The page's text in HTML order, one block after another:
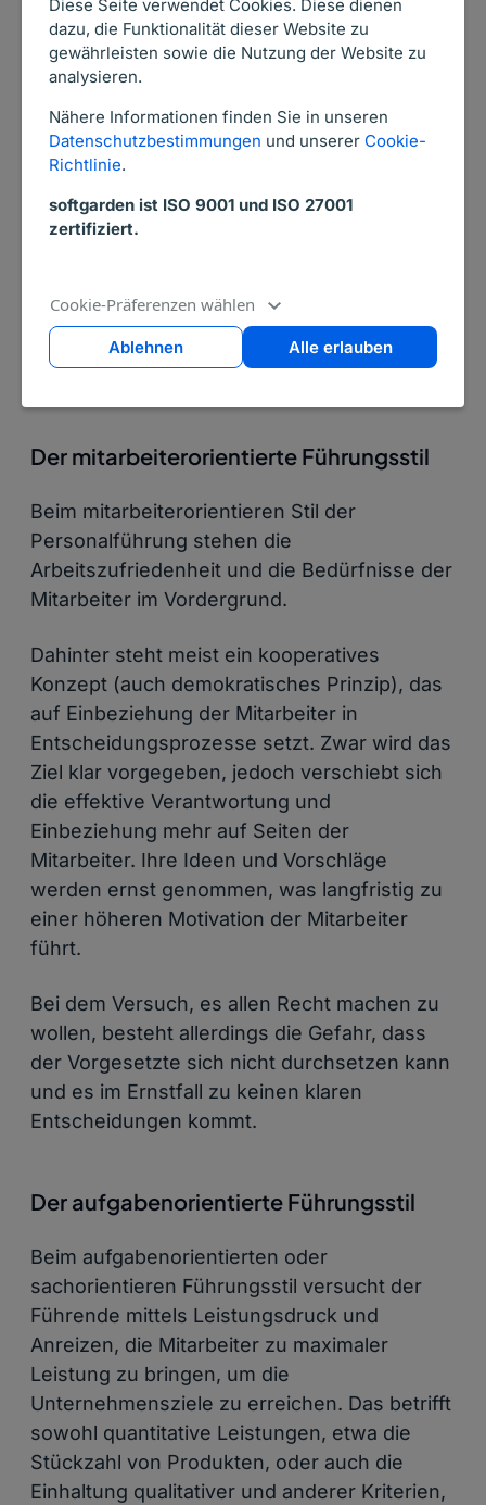
Diese Seite verwendet Cookies. Diese dienen
dazu, die Funktionalität dieser Website zu
gewährleisten sowie die Nutzung der Website zu
analysieren.
Nähere Informationen finden Sie in unseren
Datenschutzbestimmungen und unserer Cookie-
Richtlinie.
softgarden ist ISO 9001 und ISO 27001
zertifiziert.
Cookie-Präferenzen wählen
Ablehnen Alle erlauben
treffen hat, fällt dem Mitarbeiter „nur“ die
Rolle des Ausführenden zu, auf die Gefahr
hin, dass dies auch demotivierend auf ihn
wirken könnte.
Autoritäre Führung bietet jedoch auch
Vorteile. Sie sichert dem Unternehmer eine
schnelle Handlungsfähigkeit und eine klare
Kraft, welche schnelle Entscheidungen
treffen kann, selbst Verantwortung
übernimmt und klare Aufgaben verteilt.
Der mitarbeiterorientierte Führungsstil
Beim mitarbeiterorientieren Stil der
Personalführung stehen die
Arbeitszufriedenheit und die Bedürfnisse der
Mitarbeiter im Vordergrund.
Dahinter steht meist ein kooperatives
Konzept (auch demokratisches Prinzip), das
auf Einbeziehung der Mitarbeiter in
Entscheidungsprozesse setzt. Zwar wird das
Ziel klar vorgegeben, jedoch verschiebt sich
die effektive Verantwortung und
Einbeziehung mehr auf Seiten der
Mitarbeiter. Ihre Ideen und Vorschläge
werden ernst genommen, was langfristig zu
einer höheren Motivation der Mitarbeiter
führt.
Bei dem Versuch, es allen Recht machen zu
wollen, besteht allerdings die Gefahr, dass
der Vorgesetzte sich nicht durchsetzen kann
und es im Ernstfall zu keinen klaren
Entscheidungen kommt.
Der aufgabenorientierte Führungsstil
Beim aufgabenorientierten oder
sachorientieren Führungsstil versucht der
Führende mittels Leistungsdruck und
Anreizen, die Mitarbeiter zu maximaler
Leistung zu bringen, um die
Unternehmensziele zu erreichen. Das betrifft
sowohl quantitative Leistungen, etwa die
Stückzahl von Produkten, oder auch die
Einhaltung qualitativer und anderer Kriterien,